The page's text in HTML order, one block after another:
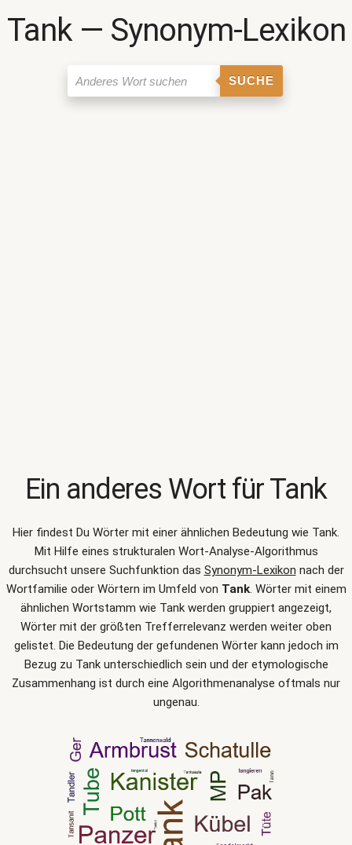
Tank ― Synonym-Lexikon
SUCHE
Ein anderes Wort fürTank
Hier findest Du Wörter mit einer ähnlichen Bedeutung wie Tank.
Mit Hilfe eines strukturalen Wort-Analyse-Algorithmus
durchsucht unsere Suchfunktion das Synonym-Lexikon nach der
Wortfamilie oder Wörtern im Umfeld von Tank. Wörter mit einem
ähnlichen Wortstamm wie Tank werden gruppiert angezeigt,
Wörter mit der größten Trefferrelevanz werden weiter oben
gelistet. Die Bedeutung der gefundenen Wörter kann jedoch im
Bezug zu Tank unterschiedlich sein und der etymologische
Zusammenhang ist durch eine Algorithmenanalyse oftmals nur
ungenau.